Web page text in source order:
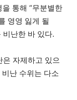
통해 “무분별한
영영 잃게 될
비난한 바 있다.
은 자제하고 있으
난 수위는 다소